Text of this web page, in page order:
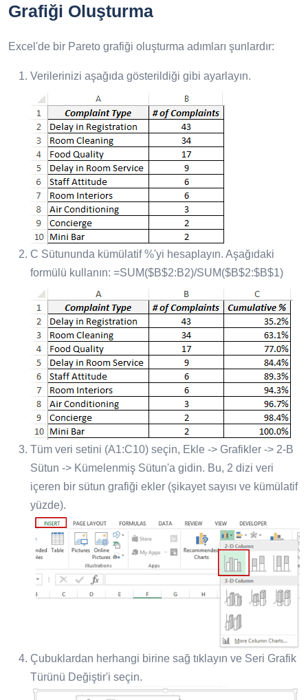
Grafiği Oluşturma
Excel'de bir Pareto grafiği oluşturma adımları şunlardır:
Verilerinizi aşağıda gösterildiği gibi ayarlayın.
C Sütununda kümülatif %'yi hesaplayın. Aşağıdaki
formülü kullanın: =SUM($B$2:B2)/SUM($B$2:$B$1)
Tüm veri setini (A1:C10) seçin, Ekle -> Grafikler -> 2-B
Sütun -> Kümelenmiş Sütun'a gidin. Bu, 2 dizi veri
içeren bir sütun grafiği ekler (şikayet sayısı ve kümülatif
yüzde).
Çubuklardan herhangi birine sağ tıklayın ve Seri Grafik
Türünü Değiştir'i seçin.